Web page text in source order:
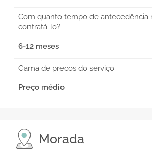
Com quanto tempo de antecedência
contratá-lo?
6-12 meses
Gama de preços do serviço
Preço médio
Morada